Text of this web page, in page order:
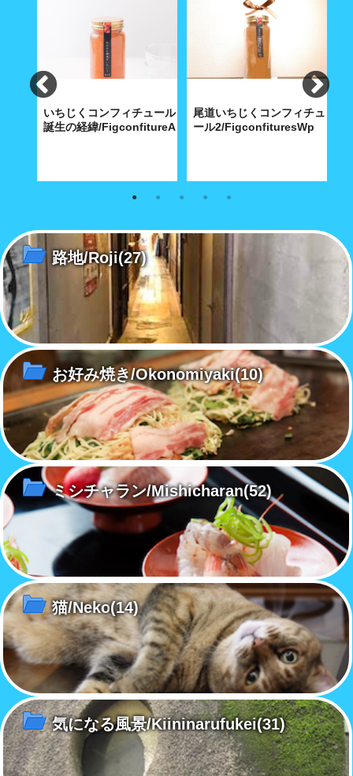
いちじくコンフィチュール
誕生の経緯/FigconfitureA
尾道ブランドづくりで、発案し
尾道いちじくコンフィチュ
ール2/FigconfituresWp
心のこもった1本の手造りおの
路地/Roji(27)
お好み焼き/Okonomiyaki(10)
ミシチャラン/Mishicharan(52)
猫/Neko(14)
気になる風景/Kiininarufukei(31)